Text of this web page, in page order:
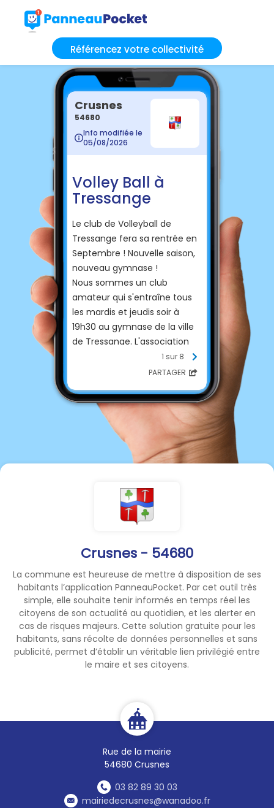
Référencez votre collectivité
Crusnes - 54680
La commune est heureuse de mettre à disposition de ses
habitants l’application PanneauPocket. Par cet outil très
simple, elle souhaite tenir informés en temps réel les
citoyens de son actualité au quotidien, et les alerter en
cas de risques majeurs. Cette solution gratuite pour les
habitants, sans récolte de données personnelles et sans
publicité, permet d’établir un véritable lien privilégié entre
le maire et ses citoyens.
Rue de la mairie
54680 Crusnes
03 82 89 30 03
mairiedecrusnes@wanadoo.fr
Crusnes
54680
Info modifiée le
05/08/2026
Volley Ball à
Tressange
Le club de Volleyball de
Tressange fera sa rentrée en
Septembre ! Nouvelle saison,
nouveau gymnase !
Nous sommes un club
amateur qui s'entraîne tous
les mardis et jeudis soir à
19h30 au gymnase de la ville
de Tressange. L'association
est ouverte à toute personne
de 18 ans et plus, Femmes et
une activité physique et
collective, dans une
ambiance bonne enfant où
chacun bien avec son niveau.
Le club affilié à la FFVB, est
Honneur de Moselle Ouest
chaque saison. Retrouvez ici
toutes les actualités du club,
championnats, la galerie
photos et bien plus encore.
N'hésitez pas à prendre
contact
(asvbtressange@gmail.com-
https://www.volleytressange.f
r/) ou à venir nous rendre
visite directement au
gymnase et jouer avec nous !
1 sur 8
PARTAGER